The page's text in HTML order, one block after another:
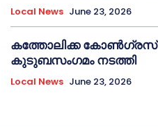
Local News June 23, 2026
കത്തോലിക്ക കോൺഗ്രസ്
കുടുബസംഗമം നടത്തി
Local News June 23, 2026